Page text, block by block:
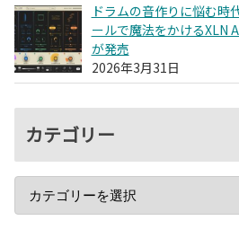
ドラムの音作りに悩む時
ールで魔法をかける
が発売
2026年3月31日
カテゴリー